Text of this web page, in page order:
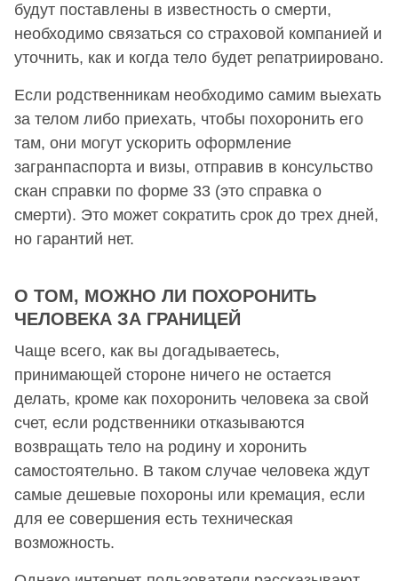
будут поставлены в известность о смерти,
необходимо связаться со страховой компанией и
уточнить, как и когда тело будет репатриировано.
Если родственникам необходимо самим выехать
за телом либо приехать, чтобы похоронить его
там, они могут ускорить оформление
загранпаспорта и визы, отправив в консульство
скан справки по форме 33 (это справка о
смерти). Это может сократить срок до трех дней,
но гарантий нет.
О ТОМ, МОЖНО ЛИ ПОХОРОНИТЬ
ЧЕЛОВЕКА ЗА ГРАНИЦЕЙ
Чаще всего, как вы догадываетесь,
принимающей стороне ничего не остается
делать, кроме как похоронить человека за свой
счет, если родственники отказываются
возвращать тело на родину и хоронить
самостоятельно. В таком случае человека ждут
самые дешевые похороны или кремация, если
для ее совершения есть техническая
возможность.